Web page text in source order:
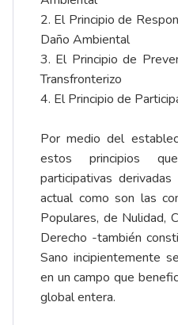
2. El Principio de
Daño Ambiental
3. El Principio de
Transfronterizo
4. El Principio de
Por medio del
estos principios
participativas
actual como son las
Populares, de Nulidad,
Derecho -también
Sano incipientemente
en un campo que
global entera.